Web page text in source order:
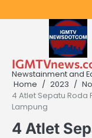
to
Newstainment and
Home
2023
4 Atlet Sepatu Roda
Lampung
4 Atlet